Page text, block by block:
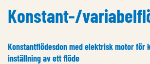
Hållbarhet
Kontakt
Konstant-/
Konstantflödesdon med elektrisk motor för
inställning av ett flöde